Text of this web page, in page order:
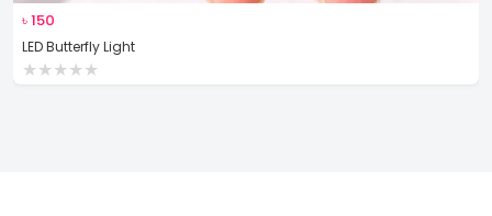
৳150
LED Butterfly Light
★★★★★